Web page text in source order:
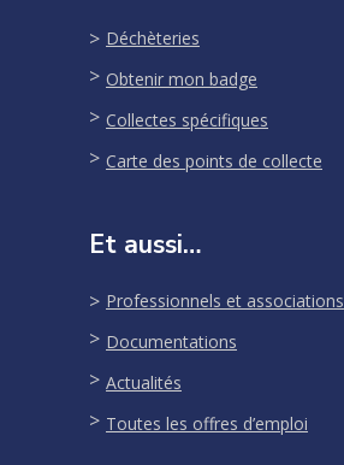
Déchèteries
Obtenir mon badge
Collectes spécifiques
Carte des points de collecte
Et aussi…
Professionnels et associations
Documentations
Actualités
Toutes les offres d’emploi